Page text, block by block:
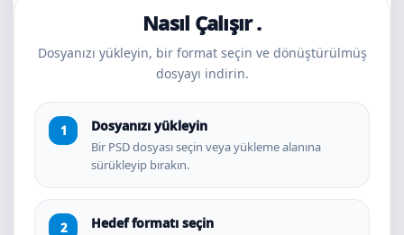
Nasıl Çalışır .
Dosyanızı yükleyin, bir format seçin ve dönüştürülmüş
dosyayı indirin.
Dosyanızı yükleyin
Bir PSD dosyası seçin veya yükleme alanına
sürükleyip bırakın.
Hedef formatı seçin